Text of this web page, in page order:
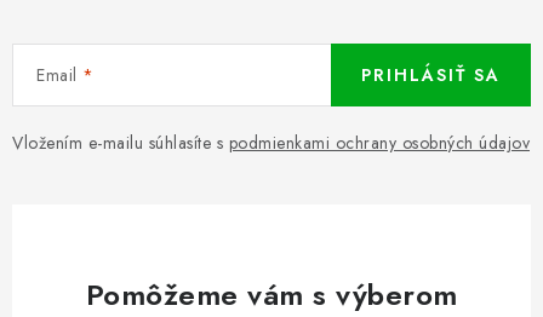
Email
Vložením e-mailu súhlasíte s podmienkami ochrany osobných údajov
PRIHLÁSIŤ SA
Pomôžeme vám s výberom